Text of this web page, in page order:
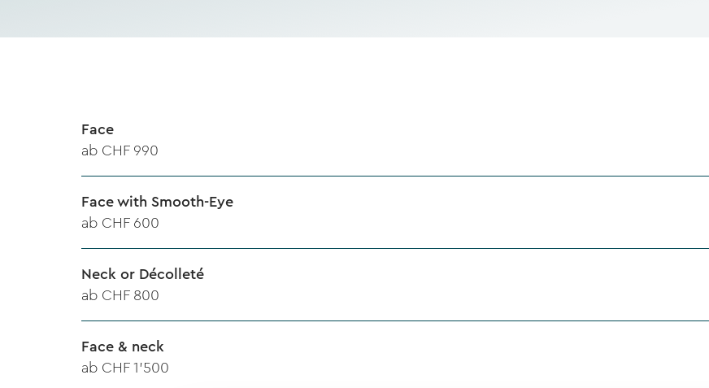
Face
ab CHF 990
Face with Smooth-Eye
ab CHF 600
Neck or Décolleté
ab CHF 800
Face & neck
ab CHF 1'500